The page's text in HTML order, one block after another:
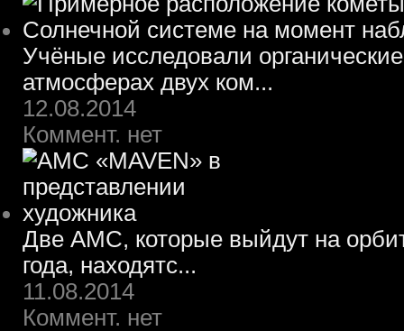
Учёные исследовали
атмосферах двух ком...
12.08.2014
Коммент. нет
Две АМС, которые выйдут на
года, находятс...
11.08.2014
Коммент. нет